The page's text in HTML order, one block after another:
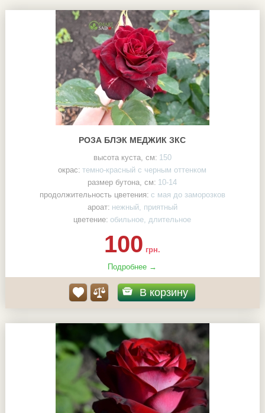
РОЗА БЛЭК МЕДЖИК ЗКС
высота куста, см: 150
окрас: темно-красный с черным оттенком
размер бутона, см: 10-14
продолжительность цветения: с мая до заморозков
ароат: нежный, приятный
цветение: обильное, длительное
100 грн.
Подробнее →
В корзину